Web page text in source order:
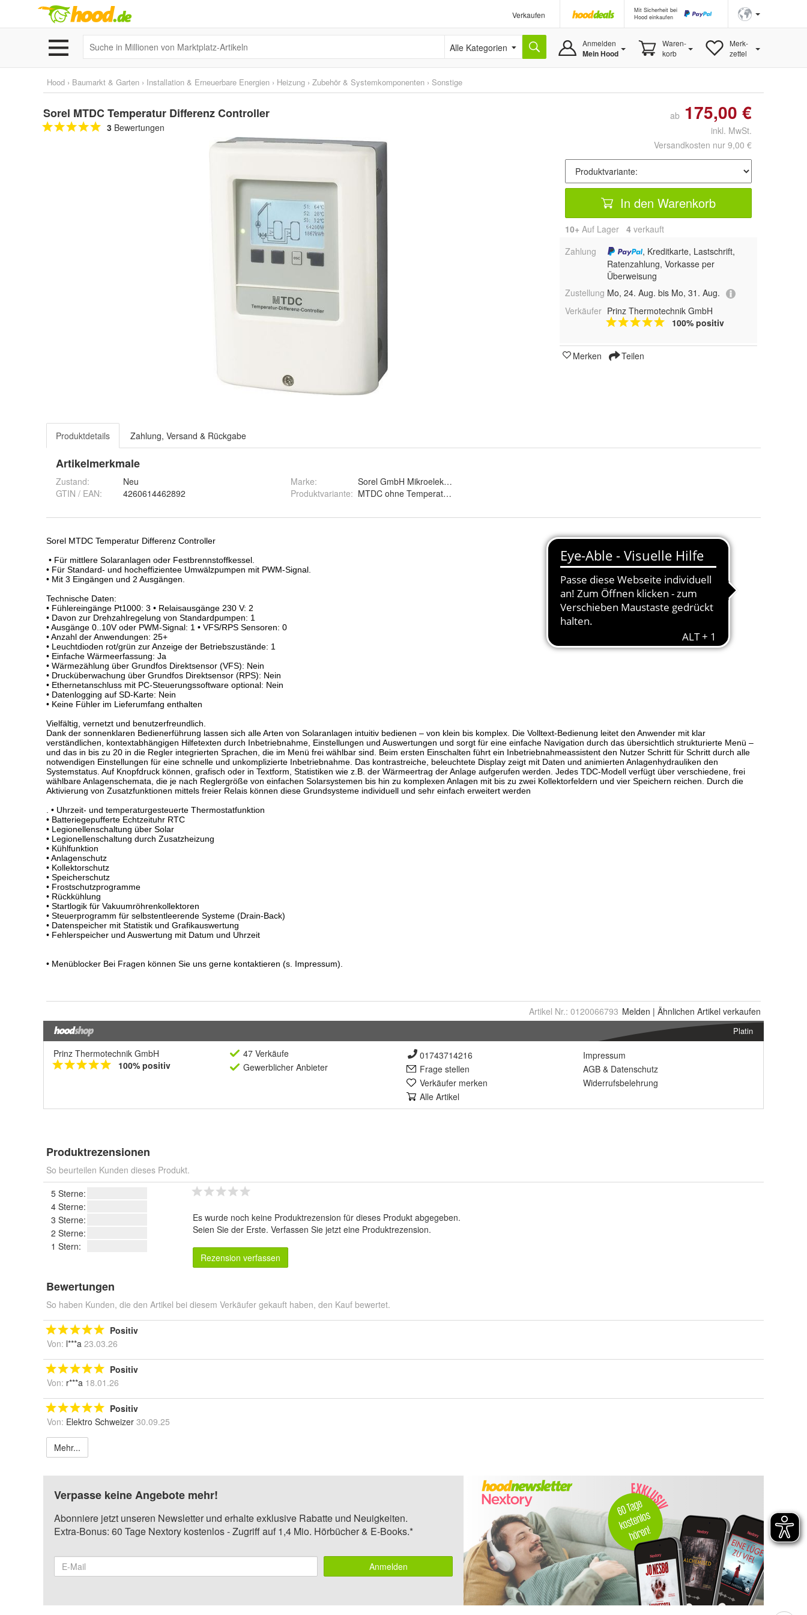
Verkaufen
Mit Sicherheit bei
Hood einkaufen
Alle Kategorien Anmelden
Mein Hood
Waren-
korb
Merk-
zettel
Hood › Baumarkt & Garten › Installation & Erneuerbare Energien › Heizung › Zubehör & Systemkomponenten › Sonstige
Sorel MTDC Temperatur Differenz Controller
3 Bewertungen
ab 175,00 €
inkl. MwSt.
Versandkosten nur 9,00 €
In den Warenkorb
10+ Auf Lager 4 verkauft
Zahlung
, Kreditkarte, Lastschrift,
Ratenzahlung, Vorkasse per
Überweisung
Zustellung Mo, 24. Aug. bis Mo, 31. Aug.
Verkäufer Prinz Thermotechnik GmbH
100% positiv
Merken Teilen
Produktdetails Zahlung, Versand & Rückgabe
Artikelmerkmale
Zustand:
Neu
GTIN / EAN:
4260614462892
Marke:
Sorel GmbH Mikroelektronik
Produktvariante:
Artikel Nr.: 0120066793 Melden | Ähnlichen Artikel verkaufen
Platin
Prinz Thermotechnik GmbH
100% positiv
47 Verkäufe
Gewerblicher Anbieter
01743714216
Frage stellen
Verkäufer merken
Alle Artikel
Impressum
AGB & Datenschutz
Widerrufsbelehrung
Produktrezensionen
So beurteilen Kunden dieses Produkt.
5 Sterne:
4 Sterne:
3 Sterne:
2 Sterne:
1 Stern:
Es wurde noch keine Produktrezension für dieses Produkt abgegeben.
Seien Sie der Erste. Verfassen Sie jetzt eine Produktrezension.
Rezension verfassen
Bewertungen
So haben Kunden, die den Artikel bei diesem Verkäufer gekauft haben, den Kauf bewertet.
Positiv
Von: l***a 23.03.26
Positiv
Von: r***a 18.01.26
Positiv
Von: Elektro Schweizer 30.09.25
Mehr...
Verpasse keine Angebote mehr!
Abonniere jetzt unseren Newsletter und erhalte exklusive Rabatte und Neuigkeiten.
Extra-Bonus: 60 Tage Nextory kostenlos - Zugriff auf 1,4 Mio. Hörbücher & E-Books.*
Anmelden